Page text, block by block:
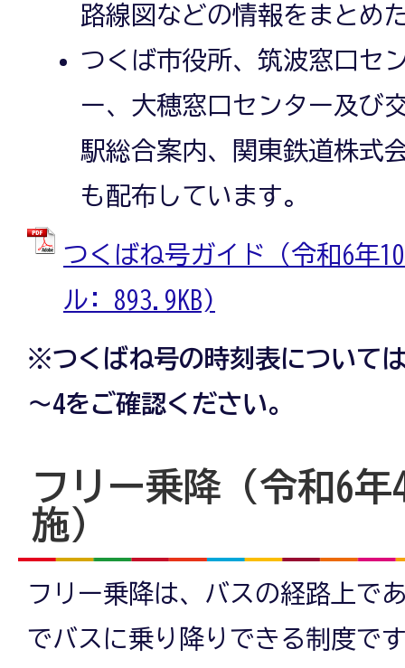
路線図などの情報をまとめ
つくば市役所、筑波窓口セ
ー、大穂窓口センター及び
駅総合案内、関東鉄道株式
も配布しています。
つくばね号ガイド（令和6年
ル: 893.9KB)
※つくばね号の時刻表について
～4をご確認ください。
フリー乗降（令和6年
施）
フリー乗降は、バスの経路上で
でバスに乗り降りできる制度で